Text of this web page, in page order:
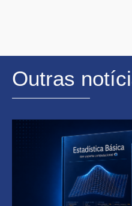
Outras